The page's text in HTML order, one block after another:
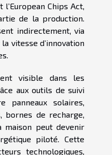
Chips Act,
de la production.
indirectement, via
vitesse d’innovation
visible dans les
aux outils de suivi
panneaux solaires,
bornes de recharge,
maison peut devenir
piloté. Cette
technologiques,